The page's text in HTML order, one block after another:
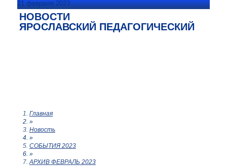
21 февраля 2023
НОВОСТИ
ЯРОСЛАВСКИЙ ПЕДАГОГИЧЕСКИЙ
Главная
»
Новость
»
СОБЫТИЯ 2023
»
АРХИВ ФЕВРАЛЬ 2023